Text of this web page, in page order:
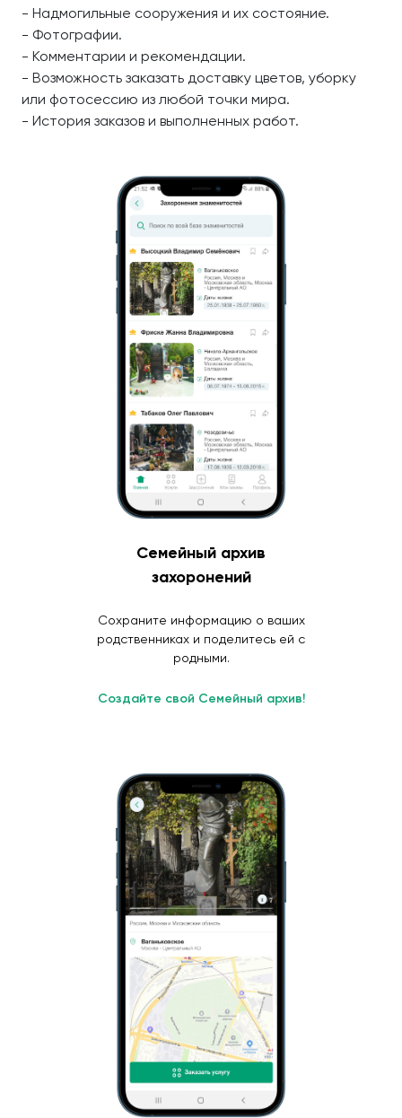
- Надмогильные сооружения и их состояние.
- Фотографии.
- Комментарии и рекомендации.
- Возможность заказать доставку цветов, уборку
или фотосессию из любой точки мира.
- История заказов и выполненных работ.
Семейный архив
захоронений
Сохраните информацию о ваших
родственниках и поделитесь ей с
родными.
Создайте свой Семейный архив!